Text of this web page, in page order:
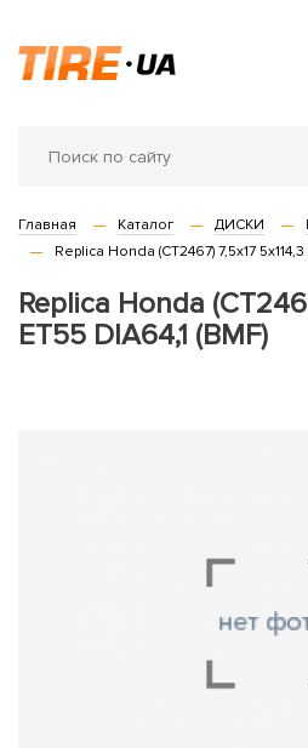
Главная Каталог ДИСКИ
Replica Honda (CT2467) 7,5x17
Replica Honda
ET55 DIA64,1 (BMF)